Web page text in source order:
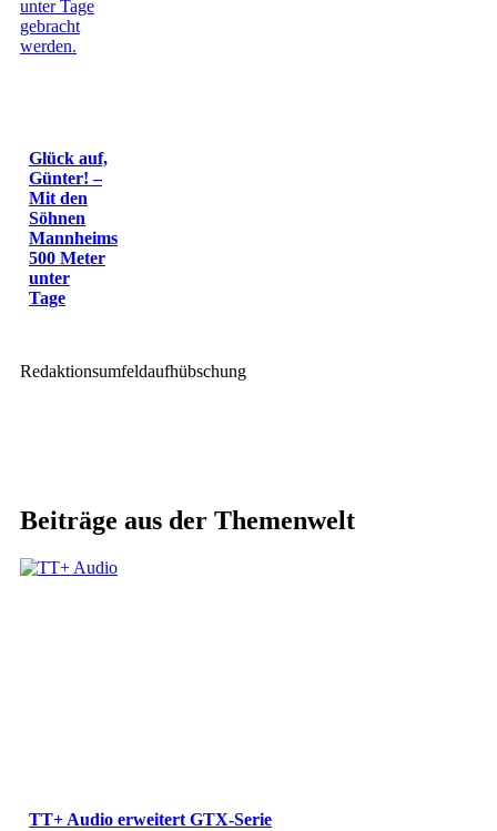
Glück auf,
Günter! –
Mit den
Söhnen
Mannheims
500 Meter
unter
Tage
Redaktionsumfeldaufhübschung
Beiträge aus der Themenwelt
TT+ Audio erweitert GTX-Serie